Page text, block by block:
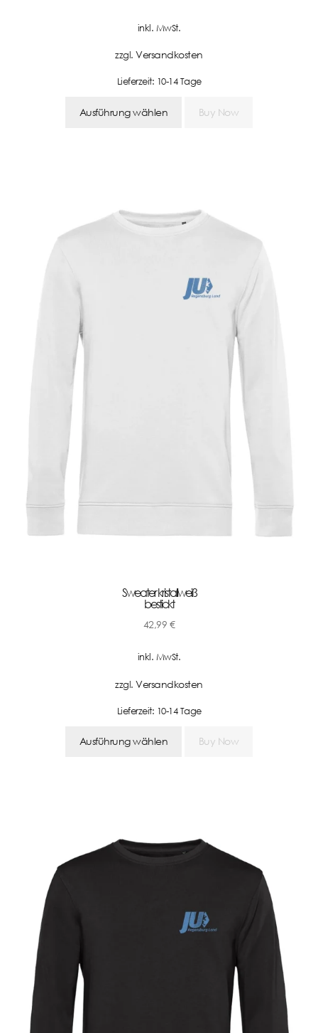
inkl. MwSt.
zzgl.Versandkosten
Lieferzeit: 10-14 Tage
Ausführung wählen Buy Now
Sweater kristallweiß
bestickt
42,99 €
inkl. MwSt.
zzgl.Versandkosten
Lieferzeit: 10-14 Tage
Ausführung wählen Buy Now